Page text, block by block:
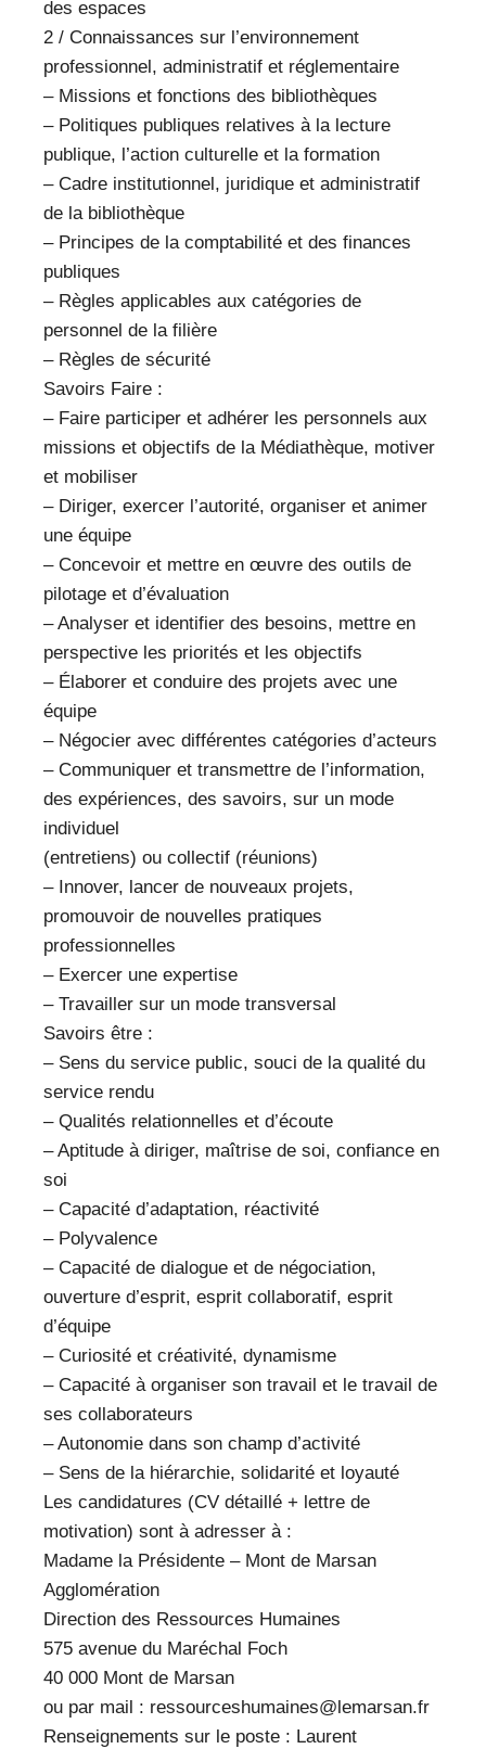
des espaces
2 / Connaissances sur l’environnement
professionnel, administratif et réglementaire
– Missions et fonctions des bibliothèques
– Politiques publiques relatives à la lecture
publique, l’action culturelle et la formation
– Cadre institutionnel, juridique et administratif
de la bibliothèque
– Principes de la comptabilité et des finances
publiques
– Règles applicables aux catégories de
personnel de la filière
– Règles de sécurité
Savoirs Faire :
– Faire participer et adhérer les personnels aux
missions et objectifs de la Médiathèque, motiver
et mobiliser
– Diriger, exercer l’autorité, organiser et animer
une équipe
– Concevoir et mettre en œuvre des outils de
pilotage et d’évaluation
– Analyser et identifier des besoins, mettre en
perspective les priorités et les objectifs
– Élaborer et conduire des projets avec une
équipe
– Négocier avec différentes catégories d’acteurs
– Communiquer et transmettre de l’information,
des expériences, des savoirs, sur un mode
individuel
(entretiens) ou collectif (réunions)
– Innover, lancer de nouveaux projets,
promouvoir de nouvelles pratiques
professionnelles
– Exercer une expertise
– Travailler sur un mode transversal
Savoirs être :
– Sens du service public, souci de la qualité du
service rendu
– Qualités relationnelles et d’écoute
– Aptitude à diriger, maîtrise de soi, confiance en
soi
– Capacité d’adaptation, réactivité
– Polyvalence
– Capacité de dialogue et de négociation,
ouverture d’esprit, esprit collaboratif, esprit
d’équipe
– Curiosité et créativité, dynamisme
– Capacité à organiser son travail et le travail de
ses collaborateurs
– Autonomie dans son champ d’activité
– Sens de la hiérarchie, solidarité et loyauté
Les candidatures (CV détaillé + lettre de
motivation) sont à adresser à :
Madame la Présidente – Mont de Marsan
Agglomération
Direction des Ressources Humaines
575 avenue du Maréchal Foch
40 000 Mont de Marsan
ou par mail : ressourceshumaines@lemarsan.fr
Renseignements sur le poste : Laurent